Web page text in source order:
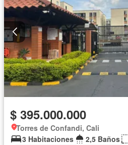
$ 395.000.000
Torres de Confandi, Cali
3 Habitaciones
2,5 Baños